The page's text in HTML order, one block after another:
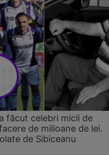
făcut celebri micii de
de milioane de lei.
de Sibiceanu